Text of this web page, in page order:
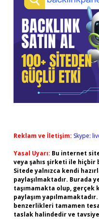
Reklam ve İletişim: Skype:
Yasal Uyarı: Bu internet
veya şahıs şirketi ile hiçbir
Sitede yalnızca kendi
paylaşılmaktadır. Burada
taşımamakta olup, gerçek
paylaşım
benzerlikleri tamamen
taslak halindedir ve